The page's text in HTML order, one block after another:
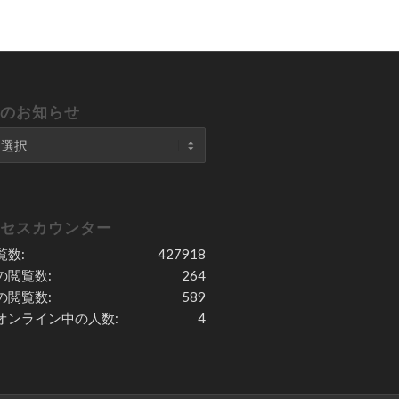
お知らせ
スカウンター
427918
数:
264
閲覧数:
589
閲覧数:
4
ンライン中の人数: